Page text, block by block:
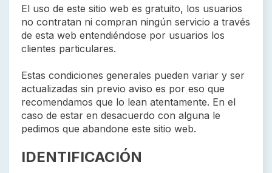
El uso de este sitio web es gratuito, los usuarios
no contratan ni compran ningún servicio a través
de esta web entendiéndose por usuarios los
clientes particulares.
Estas condiciones generales pueden variar y ser
actualizadas sin previo aviso es por eso que
recomendamos que lo lean atentamente. En el
caso de estar en desacuerdo con alguna le
pedimos que abandone este sitio web.
IDENTIFICACIÓN